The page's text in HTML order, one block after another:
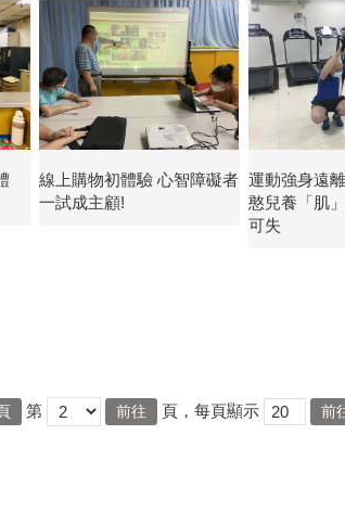
線上購物初體驗 心智障礙者
一試成主顧!
運動強身遠
憨兒養「肌
可失
第 頁，每頁顯示